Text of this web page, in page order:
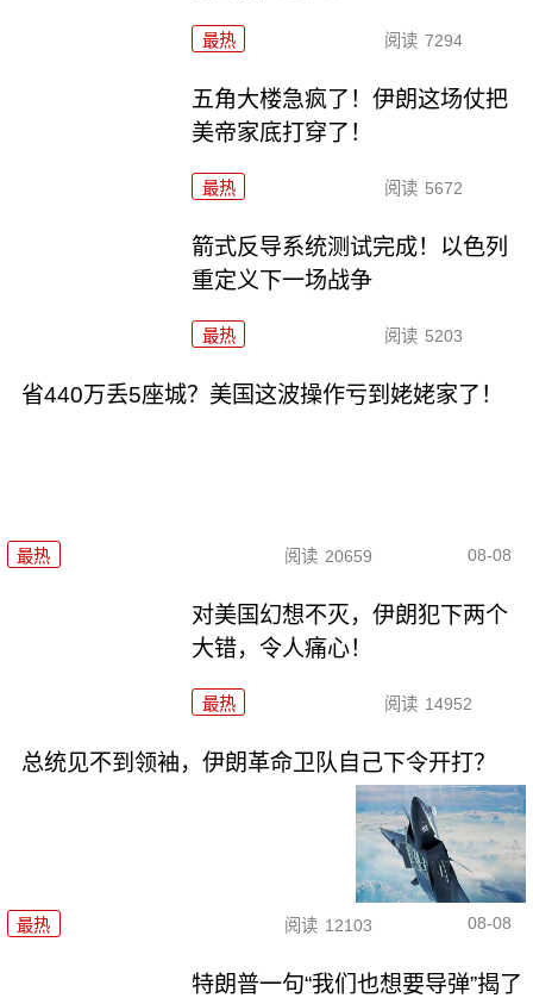
最热 阅读 7294
五角大楼急疯了！伊朗这场仗把
美帝家底打穿了！
最热 阅读 5672
箭式反导系统测试完成！以色列
重定义下一场战争
最热 阅读 5203
省440万丢5座城？美国这波操作亏到姥姥家了！
最热 阅读 20659 08-08
对美国幻想不灭，伊朗犯下两个
大错，令人痛心！
最热 阅读 14952
总统见不到领袖，伊朗革命卫队自己下令开打？
最热 阅读 12103 08-08
特朗普一句“我们也想要导弹”揭了